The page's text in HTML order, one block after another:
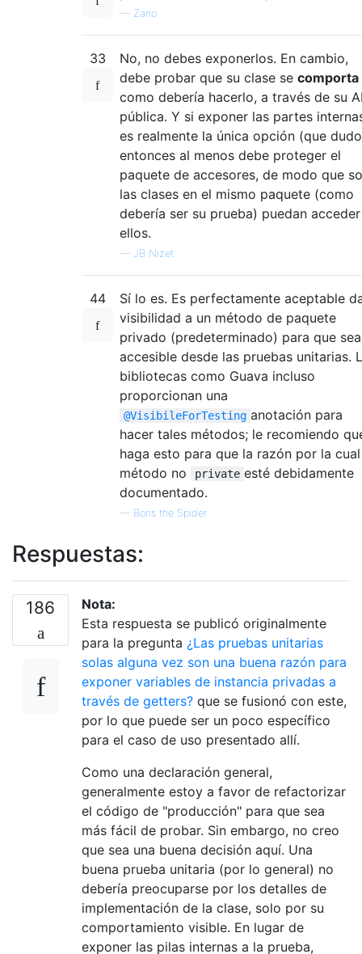
— Zano
33
No, no debes exponerlos. En cambio,
debe probar que su clase se comporta
como debería hacerlo, a través de su
pública. Y si exponer las partes
es realmente la única opción (que
entonces al menos debe proteger el
paquete de accesores, de modo que
las clases en el mismo paquete (como
debería ser su prueba) puedan
ellos.
— JB Nizet
44
Sí lo es. Es perfectamente aceptable
visibilidad a un método de paquete
privado (predeterminado) para que sea
accesible desde las pruebas unitarias.
bibliotecas como Guava incluso
proporcionan una
@VisibileForTesting anotación para
hacer tales métodos; le recomiendo
haga esto para que la razón por la
método no
private esté debidamente
documentado.
— Boris the Spider
Respuestas:
186
Nota:
Esta respuesta se publicó originalmente
para la pregunta ¿Las pruebas unitarias
solas alguna vez son una buena razón para
exponer variables de instancia privadas a
través de getters? que se fusionó con este,
por lo que puede ser un poco específico
para el caso de uso presentado allí.
Como una declaración general,
generalmente estoy a favor de refactorizar
el código de "producción" para que sea
más fácil de probar. Sin embargo, no creo
que sea una buena decisión aquí. Una
buena prueba unitaria (por lo general) no
debería preocuparse por los detalles de
implementación de la clase, solo por su
comportamiento visible. En lugar de
exponer las pilas internas a la prueba,